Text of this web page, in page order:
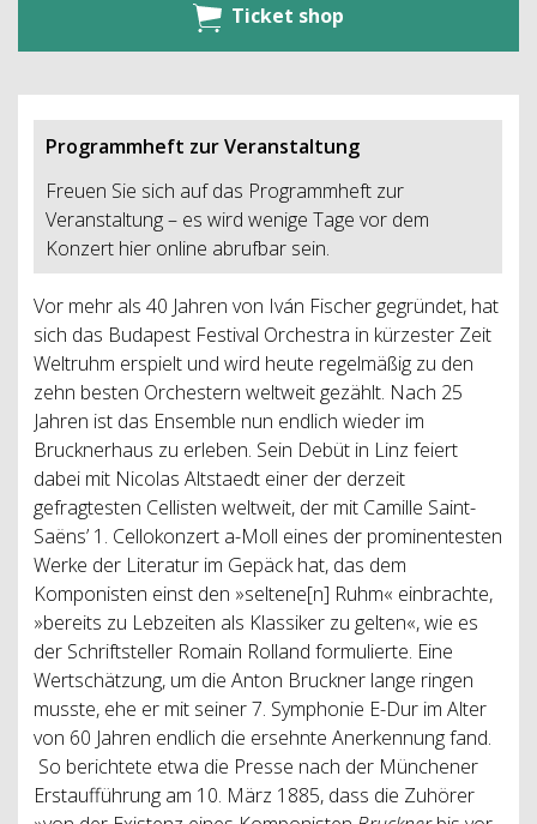
Ticket shop
Programmheft zur Veranstaltung
Freuen Sie sich auf das Programmheft zur
Veranstaltung – es wird wenige Tage vor dem
Konzert hier online abrufbar sein.
Vor mehr als 40 Jahren von Iván Fischer gegründet, hat
sich das Budapest Festival Orchestra in kürzester Zeit
Weltruhm erspielt und wird heute regelmäßig zu den
zehn besten Orchestern weltweit gezählt. Nach 25
Jahren ist das Ensemble nun endlich wieder im
Brucknerhaus zu erleben. Sein Debüt in Linz feiert
dabei mit Nicolas Altstaedt einer der derzeit
gefragtesten Cellisten weltweit, der mit Camille Saint-
Saëns’ 1. Cellokonzert a-Moll eines der prominentesten
Werke der Literatur im Gepäck hat, das dem
Komponisten einst den »seltene[n] Ruhm« einbrachte,
»bereits zu Lebzeiten als Klassiker zu gelten«, wie es
der Schriftsteller Romain Rolland formulierte. Eine
Wertschätzung, um die Anton Bruckner lange ringen
musste, ehe er mit seiner 7. Symphonie E-Dur im Alter
von 60 Jahren endlich die ersehnte Anerkennung fand.
So berichtete etwa die Presse nach der Münchener
Erstaufführung am 10. März 1885, dass die Zuhörer